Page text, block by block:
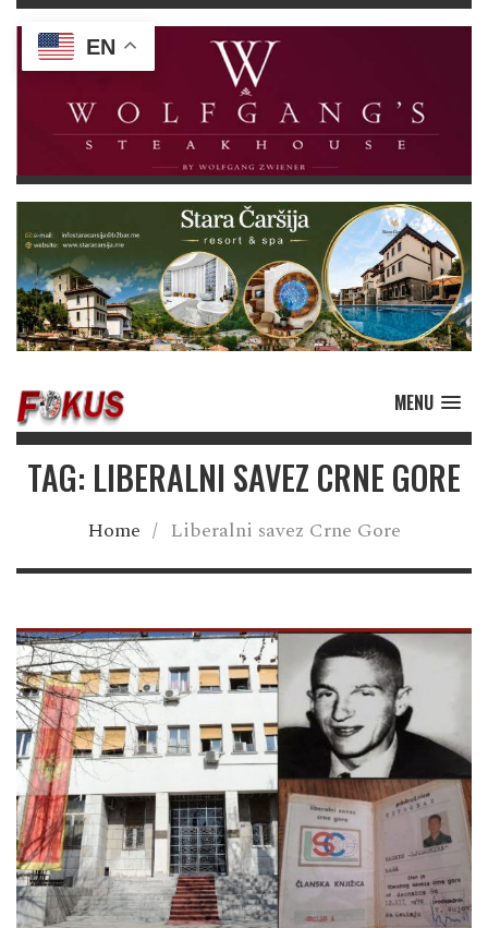
MENU
TAG: LIBERALNI SAVEZ CRNE GORE
Home / Liberalni savez Crne Gore
EN